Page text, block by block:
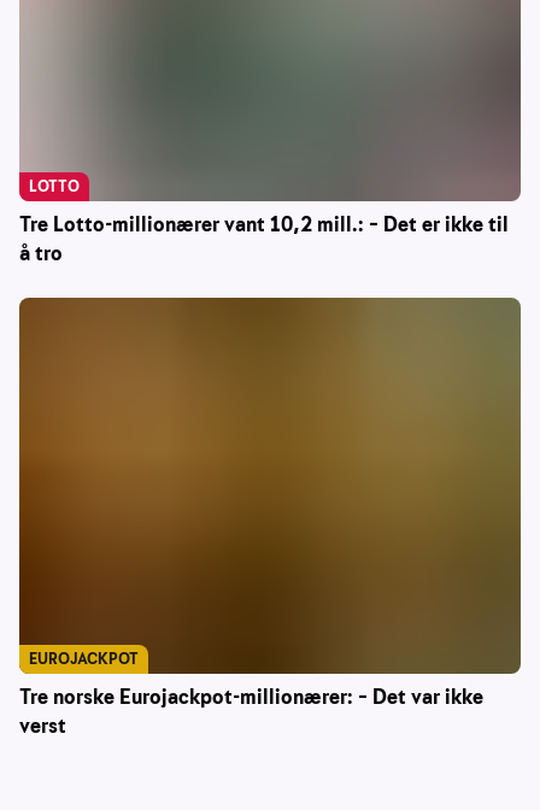
Tre Lotto-millionærer vant 10,2 mill.: – Det er ikke til
å tro
LOTTO
Tre norske Eurojackpot-millionærer: – Det var ikke
verst
EUROJACKPOT